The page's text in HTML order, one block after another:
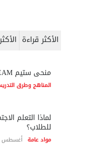
الأكثر قراءة
منحى ستيم STEAM التعليمي
المناهج وطرق
لماذا التعلم
للطلاب؟
مواد عامة أغسطس 6, 2020